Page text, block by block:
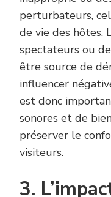
perturbateurs,
de vie des hôtes.
spectateurs ou
être source de
influencer
est donc
sonores et de
préserver le
visiteurs.
3.